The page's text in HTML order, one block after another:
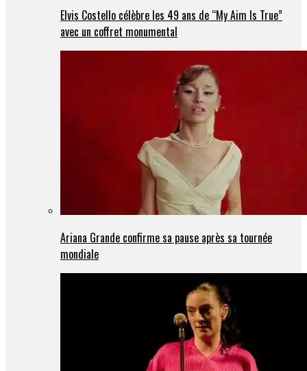
Elvis Costello célèbre les 49 ans de “My Aim Is True”
avec un coffret monumental
Ariana Grande confirme sa pause après sa tournée
mondiale